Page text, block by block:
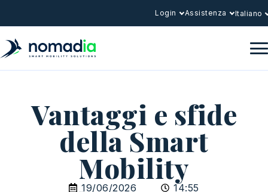
Login Assistenza Italiano
Vantaggi e sfide
della Smart
Mobility
19/06/2026 14:55